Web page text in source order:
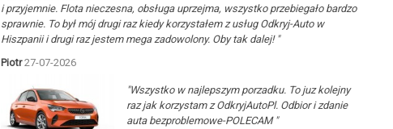
i przyjemnie. Flota nieczesna, obsługa uprzejma, wszystko przebiegało bardzo
sprawnie. To był mój drugi raz kiedy korzystałem z usług Odkryj-Auto w
Hiszpanii i drugi raz jestem mega zadowolony. Oby tak dalej! "
Piotr 27-07-2026
"Wszystko w najlepszym porzadku. To juz kolejny
raz jak korzystam z OdkryjAutoPl. Odbior i zdanie
auta bezproblemowe-POLECAM "